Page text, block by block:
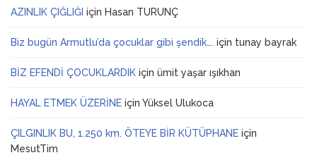
AZINLIK ÇIĞLIĞI için Hasan TURUNÇ
Biz bugün Armutlu’da çocuklar gibi şendik…. için tunay bayrak
BİZ EFENDİ ÇOCUKLARDIK için ümit yaşar ışıkhan
HAYAL ETMEK ÜZERİNE için Yüksel Ulukoca
ÇILGINLIK BU, 1.250 km. ÖTEYE BİR KÜTÜPHANE için
MesutTim